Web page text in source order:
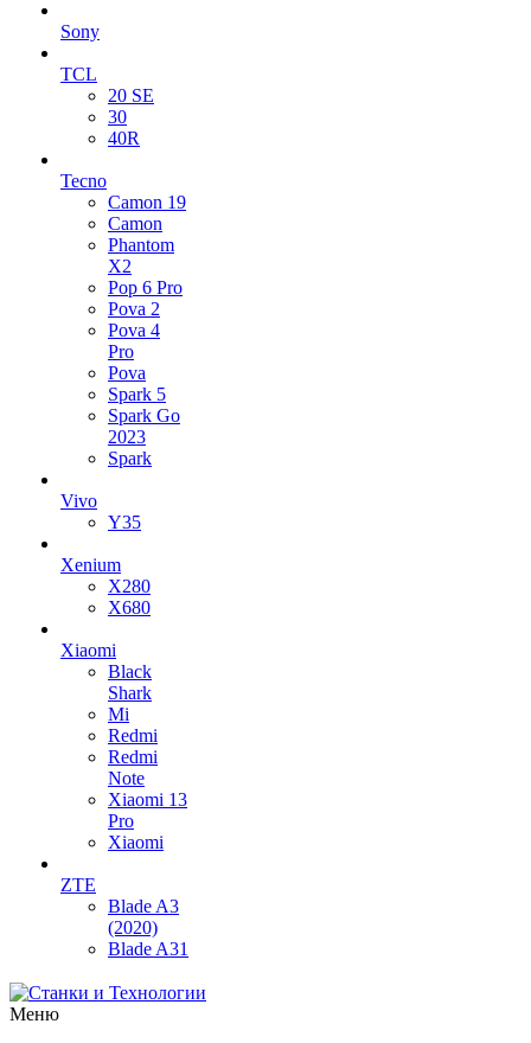
Sony
TCL
20 SE
30
40R
Tecno
Camon 19
Camon
Phantom
X2
Pop 6 Pro
Pova 2
Pova 4
Pro
Pova
Spark 5
Spark Go
2023
Spark
Vivo
Y35
Xenium
X280
X680
Xiaomi
Black
Shark
Mi
Redmi
Redmi
Note
Xiaomi 13
Pro
Xiaomi
ZTE
Blade A3
(2020)
Blade A31
Меню